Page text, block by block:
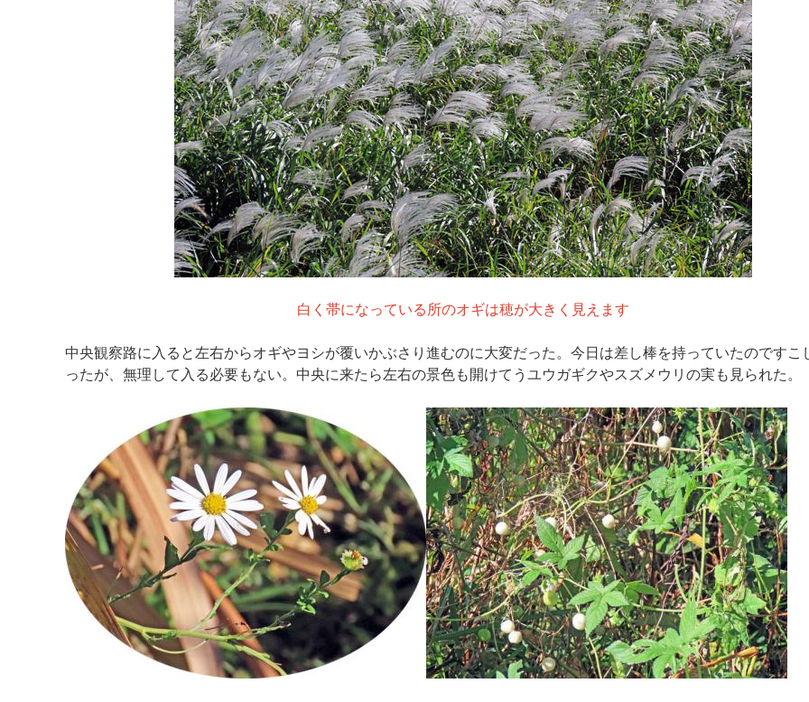
白く帯になっている所のオギは穂が大きく見えます
中央観察路に入ると左右からオギやヨシが覆いかぶさり進むのに大変だった。今日は差し棒を持っていたのですこ
ったが、無理して入る必要もない。中央に来たら左右の景色も開けてうユウガギクやスズメウリの実も見られた。